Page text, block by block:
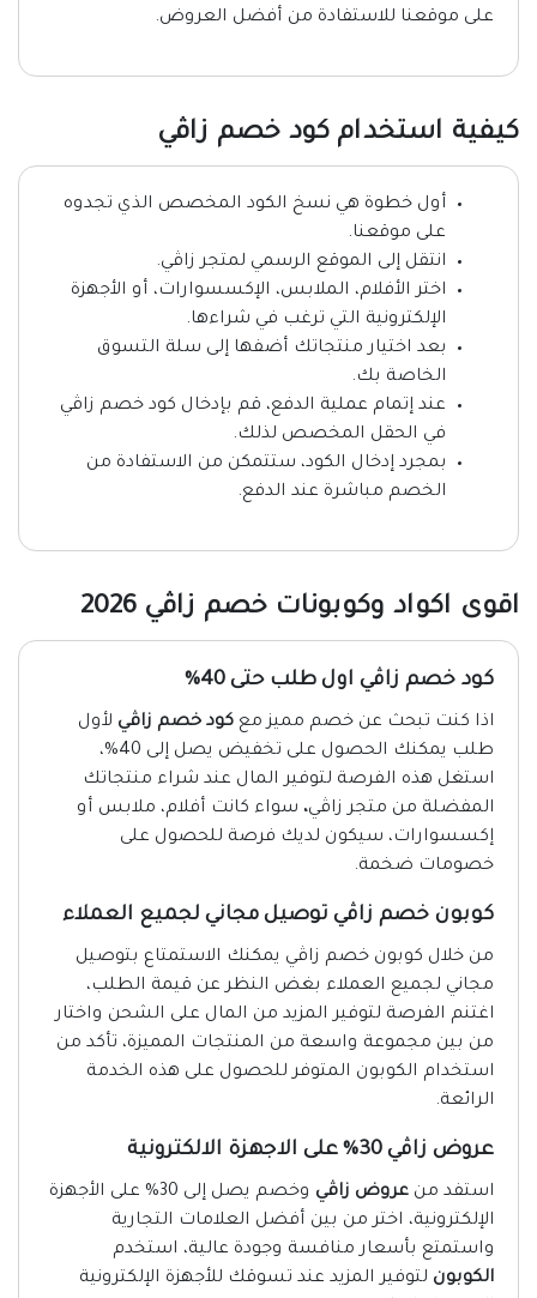
على موقعنا للاستفادة من أفضل العروض.
كيفية استخدام كود خصم زاڤي
أول خطوة هي نسخ الكود المخصص الذي تجدوه
على موقعنا.
انتقل إلى الموقع الرسمي لمتجر زاڤي.
اختر الأفلام، الملابس، الإكسسوارات، أو الأجهزة
الإلكترونية التي ترغب في شراءها.
بعد اختيار منتجاتك أضفها إلى سلة التسوق
الخاصة بك.
عند إتمام عملية الدفع، قم بإدخال كود خصم زاڤي
في الحقل المخصص لذلك.
بمجرد إدخال الكود، ستتمكن من الاستفادة من
الخصم مباشرة عند الدفع.
اقوى اكواد وكوبونات خصم زاڤي 2026
كود خصم زاڤي اول طلب حتى 40%
اذا كنت تبحث عن خصم مميز مع كود خصم زاڤي لأول
طلب يمكنك الحصول على تخفيض يصل إلى 40%،
استغل هذه الفرصة لتوفير المال عند شراء منتجاتك
المفضلة من متجر زاڤي، سواء كانت أفلام، ملابس أو
إكسسوارات، سيكون لديك فرصة للحصول على
خصومات ضخمة.
كوبون خصم زاڤي توصيل مجاني لجميع العملاء
من خلال كوبون خصم زاڤي يمكنك الاستمتاع بتوصيل
مجاني لجميع العملاء بغض النظر عن قيمة الطلب،
اغتنم الفرصة لتوفير المزيد من المال على الشحن واختار
من بين مجموعة واسعة من المنتجات المميزة، تأكد من
استخدام الكوبون المتوفر للحصول على هذه الخدمة
الرائعة.
عروض زاڤي 30% على الاجهزة الالكترونية
استفد من عروض زاڤي
وخصم يصل إلى 30% على الأجهزة
الإلكترونية، اختر من بين أفضل العلامات التجارية
واستمتع بأسعار منافسة وجودة عالية، استخدم
الكوبون لتوفير المزيد عند تسوقك للأجهزة الإلكترونية